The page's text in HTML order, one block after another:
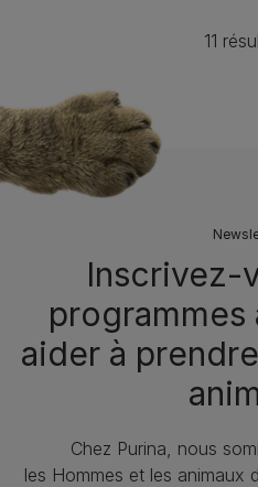
11
Inscrivez-
aider à
Chez Purina, nous
les Hommes et les animaux